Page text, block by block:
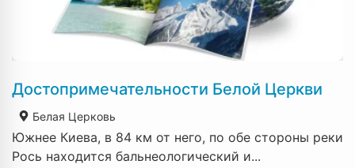
Достопримечательности Белой Церкви
Белая Церковь
Южнее Киева, в 84 км от него, по обе стороны реки
Рось находится бальнеологический и...